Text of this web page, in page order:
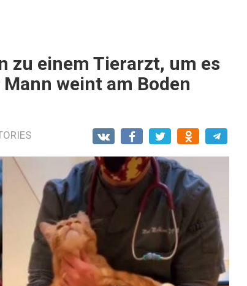
zu einem Tierarzt, um es
weint am Boden